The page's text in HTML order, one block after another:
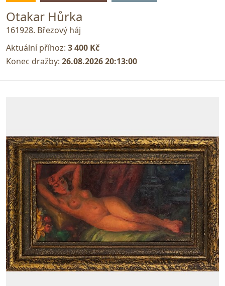
Otakar Hůrka
161928. Březový háj
Aktuální příhoz: 3 400 Kč
Konec dražby: 26.08.2026 20:13:00